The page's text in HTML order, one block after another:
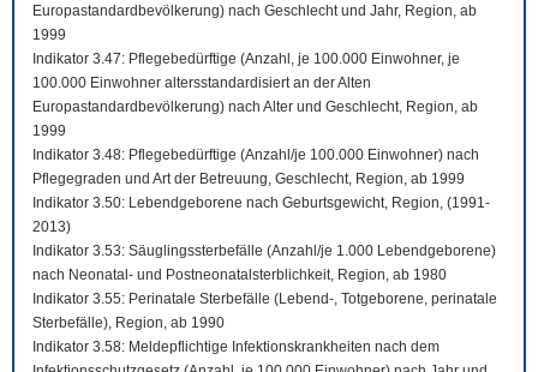
Europastandardbevölkerung) nach Geschlecht und Jahr, Region, ab
1999
Indikator 3.47: Pflegebedürftige (Anzahl, je 100.000 Einwohner, je
100.000 Einwohner altersstandardisiert an der Alten
Europastandardbevölkerung) nach Alter und Geschlecht, Region, ab
1999
Indikator 3.48: Pflegebedürftige (Anzahl/je 100.000 Einwohner) nach
Pflegegraden und Art der Betreuung, Geschlecht, Region, ab 1999
Indikator 3.50: Lebendgeborene nach Geburtsgewicht, Region, (1991-
2013)
Indikator 3.53: Säuglingssterbefälle (Anzahl/je 1.000 Lebendgeborene)
nach Neonatal- und Postneonatalsterblichkeit, Region, ab 1980
Indikator 3.55: Perinatale Sterbefälle (Lebend-, Totgeborene, perinatale
Sterbefälle), Region, ab 1990
Indikator 3.58: Meldepflichtige Infektionskrankheiten nach dem